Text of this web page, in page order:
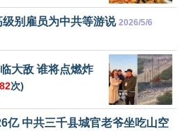
别雇员为中共等游说 2026/5/6
大敌 谁将点燃炸
次)
亿 中共三千县城官老爷坐吃山空